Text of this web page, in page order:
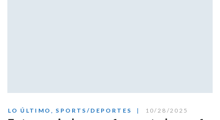
LO ÚLTIMO , SPORTS/DEPORTES 10/28/2025